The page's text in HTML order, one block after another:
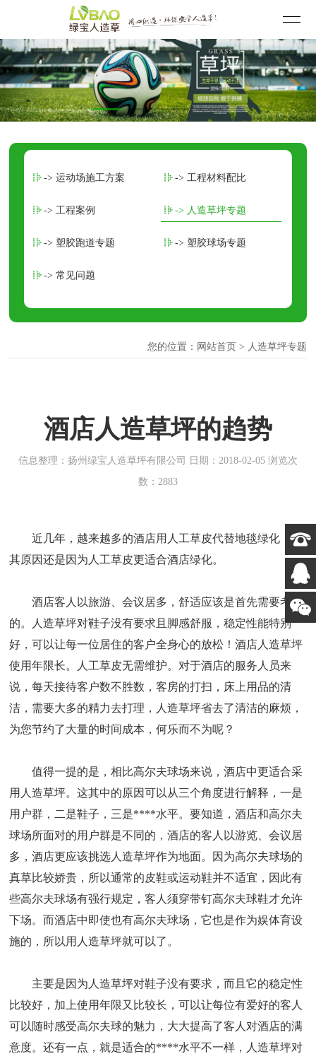
-> 运动场施工方案 -> 工程材料配比
-> 工程案例 -> 人造草坪专题
-> 塑胶跑道专题 -> 塑胶球场专题
-> 常见问题
您的位置： 网站首页> 人造草坪专题
酒店人造草坪的趋势
信息整理：扬州绿宝人造草坪有限公司 日期：2018-02-05 浏览次
数：2883
近几年，越来越多的酒店用人工草皮代替地毯绿化，究
其原因还是因为人工草皮更适合酒店绿化。
酒店客人以旅游、会议居多，舒适应该是首先需要考虑
的。人造草坪对鞋子没有要求且脚感舒服，稳定性能特别
好，可以让每一位居住的客户全身心的放松！酒店人造草坪
使用年限长。人工草皮无需维护。对于酒店的服务人员来
说，每天接待客户数不胜数，客房的打扫，床上用品的清
洁，需要大多的精力去打理，人造草坪省去了清洁的麻烦，
为您节约了大量的时间成本，何乐而不为呢？
值得一提的是，相比高尔夫球场来说，酒店中更适合采
用人造草坪。这其中的原因可以从三个角度进行解释，一是
用户群，二是鞋子，三是****水平。要知道，酒店和高尔夫
球场所面对的用户群是不同的，酒店的客人以游览、会议居
多，酒店更应该挑选人造草坪作为地面。因为高尔夫球场的
真草比较娇贵，所以通常的皮鞋或运动鞋并不适宜，因此有
些高尔夫球场有强行规定，客人须穿带钉高尔夫球鞋才允许
下场。而酒店中即使也有高尔夫球场，它也是作为娱体育设
施的，所以用人造草坪就可以了。
主要是因为人造草坪对鞋子没有要求，而且它的稳定性
比较好，加上使用年限又比较长，可以让每位有爱好的客人
可以随时感受高尔夫球的魅力，大大提高了客人对酒店的满
意度。还有一点，就是适合的****水平不一样，人造草坪对